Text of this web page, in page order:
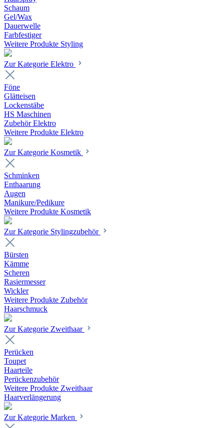
Schaum
Gel/Wax
Dauerwelle
Farbfestiger
Weitere Produkte Styling
Zur Kategorie Elektro
Föne
Glätteisen
Lockenstäbe
HS Maschinen
Zubehör Elektro
Weitere Produkte Elektro
Zur Kategorie Kosmetik
Schminken
Enthaarung
Augen
Manikure/Pedikure
Weitere Produkte Kosmetik
Zur Kategorie Stylingzubehör
Bürsten
Kämme
Scheren
Rasiermesser
Wickler
Weitere Produkte Zubehör
Haarschmuck
Zur Kategorie Zweithaar
Perücken
Toupet
Haarteile
Perückenzubehör
Weitere Produkte Zweithaar
Haarverlängerung
Zur Kategorie Marken